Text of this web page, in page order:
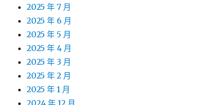
2025 年 7 月
2025 年 6 月
2025 年 5 月
2025 年 4 月
2025 年 3 月
2025 年 2 月
2025 年 1 月